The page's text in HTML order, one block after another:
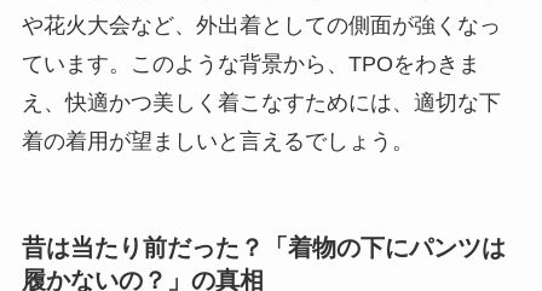
や花火大会など、外出着としての側面が強くなっ
ています。このような背景から、TPOをわきま
え、快適かつ美しく着こなすためには、適切な下
着の着用が望ましいと言えるでしょう。
昔は当たり前だった？「着物の下にパンツは
履かないの？」の真相